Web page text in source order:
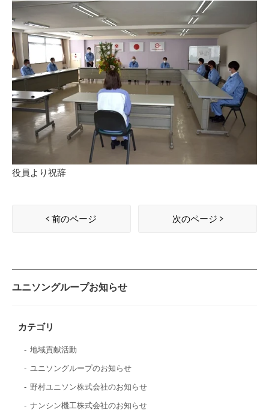
役員より祝辞
前のページ 次のページ
ユニソングループお知らせ
カテゴリ
地域貢献活動
ユニソングループのお知らせ
野村ユニソン株式会社のお知らせ
ナンシン機工株式会社のお知らせ